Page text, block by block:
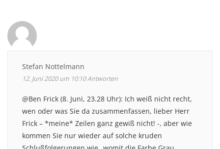
Stefan Nottelmann
12. Juni 2020 um 10:10Antworten
@Ben Frick (8. Juni, 23.28 Uhr): Ich weiß nicht recht,
wen oder was Sie da zusammenfassen, lieber Herr
Frick – *meine* Zeilen ganz gewiß nicht! -, aber wie
kommen Sie nur wieder auf solche kruden